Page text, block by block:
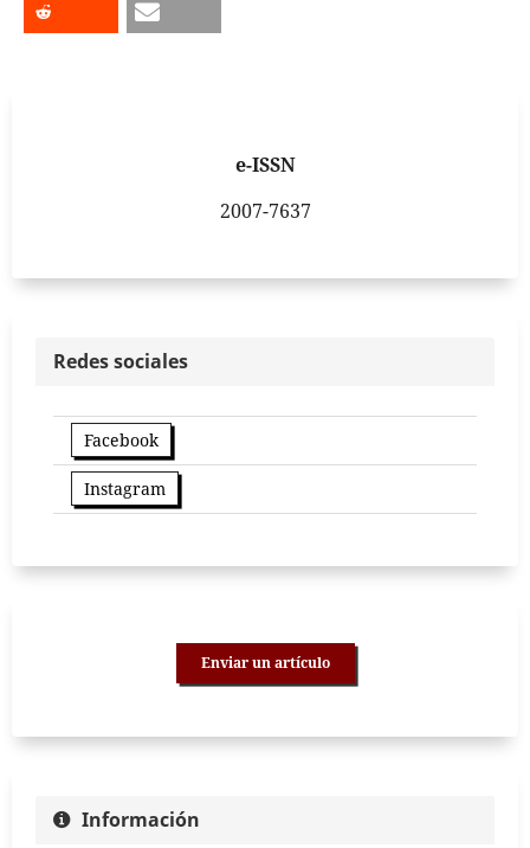
e-ISSN
2007-7637
Redes sociales
Facebook
Instagram
Enviar un artículo
Información